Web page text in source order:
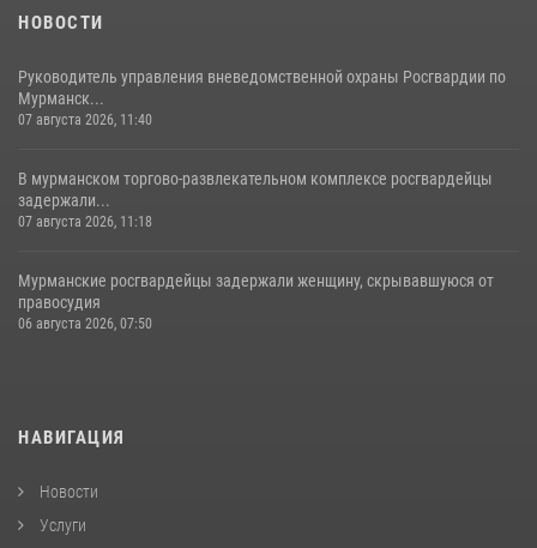
НОВОСТИ
Руководитель управления вневедомственной охраны Росгвардии по
Мурманск...
07 августа 2026, 11:40
В мурманском торгово-развлекательном комплексе росгвардейцы
задержали...
07 августа 2026, 11:18
Мурманские росгвардейцы задержали женщину, скрывавшуюся от
правосудия
06 августа 2026, 07:50
НАВИГАЦИЯ
Новости
Услуги